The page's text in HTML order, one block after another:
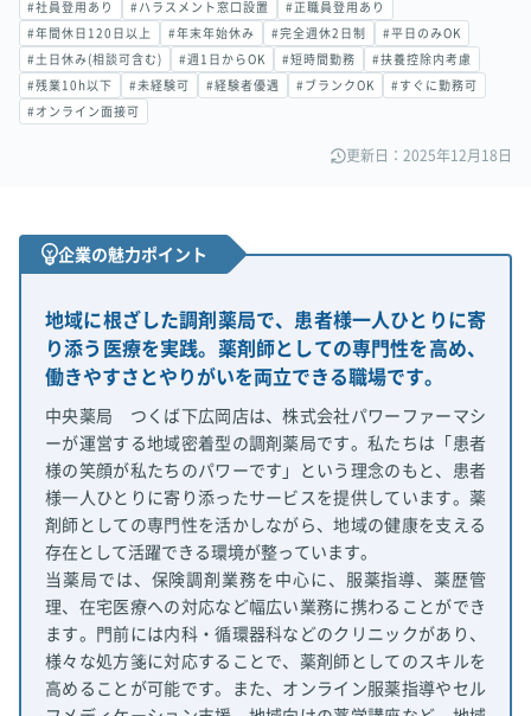
#社員登用あり #ハラスメント窓口設置 #正職員登用あり
#年間休日120日以上 #年末年始休み #完全週休2日制 #平日のみOK
#土日休み(相談可含む) #週1日からOK #短時間勤務 #扶養控除内考慮
#残業10h以下 #未経験可 #経験者優遇 #ブランクOK #すぐに勤務可
#オンライン面接可
更新日：2025年12月18日
企業の魅力ポイント
地域に根ざした調剤薬局で、患者様一人ひとりに寄
り添う医療を実践。薬剤師としての専門性を高め、
働きやすさとやりがいを両立できる職場です。
中央薬局 つくば下広岡店は、株式会社パワーファーマシ
ーが運営する地域密着型の調剤薬局です。私たちは「患者
様の笑顔が私たちのパワーです」という理念のもと、患者
様一人ひとりに寄り添ったサービスを提供しています。薬
剤師としての専門性を活かしながら、地域の健康を支える
存在として活躍できる環境が整っています。
当薬局では、保険調剤業務を中心に、服薬指導、薬歴管
理、在宅医療への対応など幅広い業務に携わることができ
ます。門前には内科・循環器科などのクリニックがあり、
様々な処方箋に対応することで、薬剤師としてのスキルを
高めることが可能です。また、オンライン服薬指導やセル